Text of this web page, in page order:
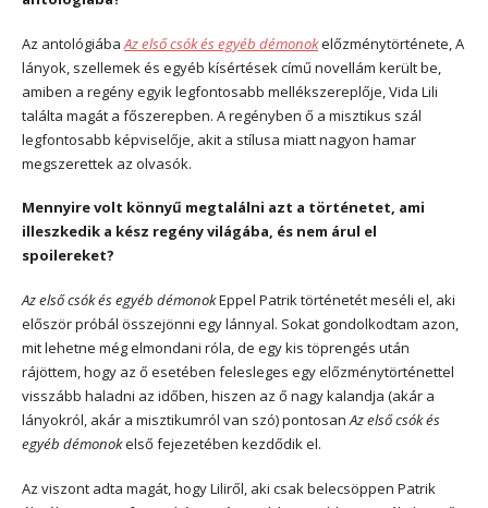
Az antológiába Az első csók és egyéb démonokelőzménytörténete, A
lányok, szellemek és egyéb kísértések című novellám került be,
amiben a regény egyik legfontosabb mellékszereplője, Vida Lili
találta magát a főszerepben. A regényben ő a misztikus szál
legfontosabb képviselője, akit a stílusa miatt nagyon hamar
megszerettek az olvasók.
Mennyire volt könnyű megtalálni azt a történetet, ami
illeszkedik a kész regény világába, és nem árul el
spoilereket?
Az első csók és egyéb démonokEppel Patrik történetét meséli el, aki
először próbál összejönni egy lánnyal. Sokat gondolkodtam azon,
mit lehetne még elmondani róla, de egy kis töprengés után
rájöttem, hogy az ő esetében felesleges egy előzménytörténettel
visszább haladni az időben, hiszen az ő nagy kalandja (akár a
lányokról, akár a misztikumról van szó) pontosanAz első csók és
egyéb démonokelső fejezetében kezdődik el.
Az viszont adta magát, hogy Liliről, aki csak belecsöppen Patrik